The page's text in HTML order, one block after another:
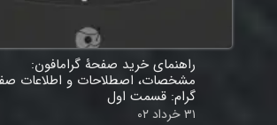
راهنمای خرید صفحۀ گرامافون:
مشخصات، اصطلاحات و اطلاعات
گرام: قسمت اول
۳۱ خرداد ۰۲